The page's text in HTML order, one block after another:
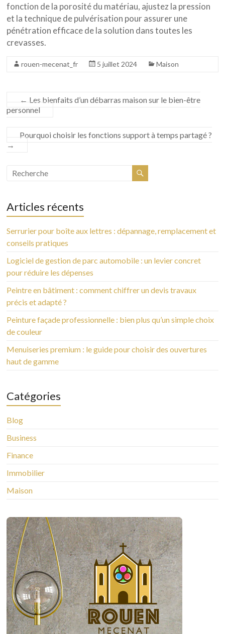
fonction de la porosité du matériau, ajustez la pression
et la technique de pulvérisation pour assurer une
pénétration efficace de la solution dans toutes les
crevasses.
rouen-mecenat_fr 5 juillet 2024 Maison
← Les bienfaits d’un débarras maison sur le bien-être
personnel
Pourquoi choisir les fonctions support à temps partagé ?
→
Articles récents
Serrurier pour boîte aux lettres : dépannage, remplacement et
conseils pratiques
Logiciel de gestion de parc automobile : un levier concret
pour réduire les dépenses
Peintre en bâtiment : comment chiffrer un devis travaux
précis et adapté ?
Peinture façade professionnelle : bien plus qu’un simple choix
de couleur
Menuiseries premium : le guide pour choisir des ouvertures
haut de gamme
Catégories
Blog
Business
Finance
Immobilier
Maison